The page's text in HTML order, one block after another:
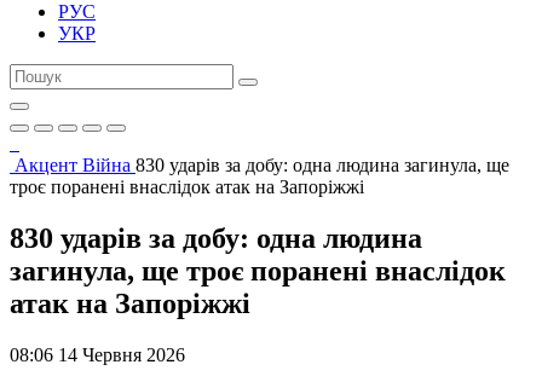
РУС
УКР
Акцент Війна 830 ударів за добу: одна людина загинула, ще
троє поранені внаслідок атак на Запоріжжі
830 ударів за добу: одна людина
загинула, ще троє поранені внаслідок
атак на Запоріжжі
08:06 14 Червня 2026